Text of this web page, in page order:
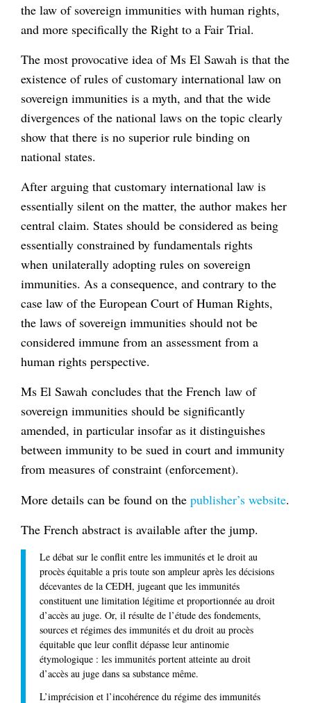
the law of sovereign immunities with human rights,
and more specifically the Right to a Fair Trial.
The most provocative idea of Ms El Sawah is that the
existence of rules of customary international law on
sovereign immunities is a myth, and that the wide
divergences of the national laws on the topic clearly
show that there is no superior rule binding on
national states.
After arguing that customary international law is
essentially silent on the matter, the author makes her
central claim. States should be considered as being
essentially constrained by fundamentals rights
when unilaterally adopting rules on sovereign
immunities. As a consequence, and contrary to the
case law of the European Court of Human Rights,
the laws of sovereign immunities should not be
considered immune from an assessment from a
human rights perspective.
Ms El Sawah concludes that the French law of
sovereign immunities should be significantly
amended, in particular insofar as it distinguishes
between immunity to be sued in court and immunity
from measures of constraint (enforcement).
More details can be found on the publisher’s website.
The French abstract is available after the jump.
Le débat sur le conflit entre les immunités et le droit au
procès équitable a pris toute son ampleur après les décisions
décevantes de la CEDH, jugeant que les immunités
constituent une limitation légitime et proportionnée au droit
d’accès au juge. Or, il résulte de l’étude des fondements,
sources et régimes des immunités et du droit au procès
équitable que leur conflit dépasse leur antinomie
étymologique : les immunités portent atteinte au droit
d’accès au juge dans sa substance même.
L’imprécision et l’incohérence du régime des immunités